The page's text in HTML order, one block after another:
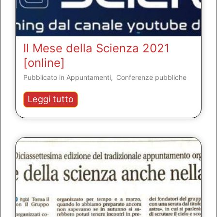
Il Mese della Scienza 2021
[online]
Pubblicato in Appuntamenti, Conferenze pubbliche
Leggi tutto Il
Mese
Scienza
[online]